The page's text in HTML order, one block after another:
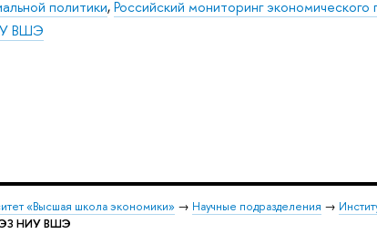
политики,Российский мониторинг
ВШЭ
«Высшая школа экономики» → Научные подразделения →
НИУ ВШЭ